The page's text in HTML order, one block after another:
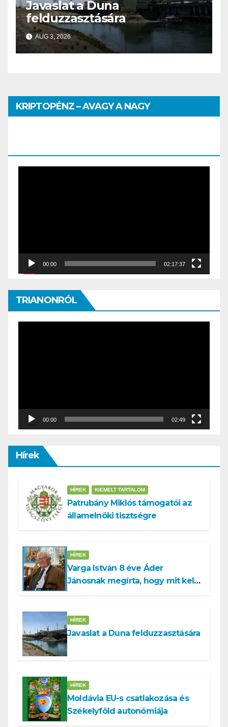
Javaslat a Duna
felduzzasztására
AUG 3, 2026
KRIPTOPÉNZ – AVAGY A NAGY
00:00 02:17:37
TRIANONRÓL
00:00 02:49
Hírek
HÍREK KIEMELT TARTALOM
Patrubány Miklós támogatói az
államelnöki tisztségre
HÍREK
Varga István 8 éve Áder
Jánosnak megírta, hogy mit kell
HÍREK
Javaslat a Duna felduzzasztására
HÍREK
Moldávia EU-s csatlakozása és
Székelyföld autonómiája